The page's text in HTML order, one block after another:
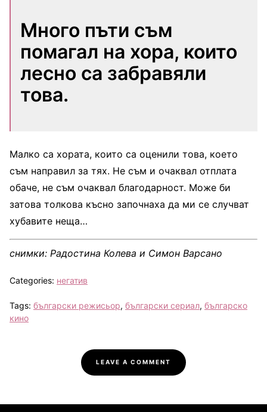
Много пъти съм
помагал на хора, които
лесно са забравяли
това.
Малко са хората, които са оценили това, което
съм направил за тях. Не съм и очаквал отплата
обаче, не съм очаквал благодарност. Може би
затова толкова късно започнаха да ми се случват
хубавите неща…
снимки: Радостина Колева и Симон Варсано
Categories: негатив
Tags: български режисьор, български сериал, българско
кино
LEAVE A COMMENT